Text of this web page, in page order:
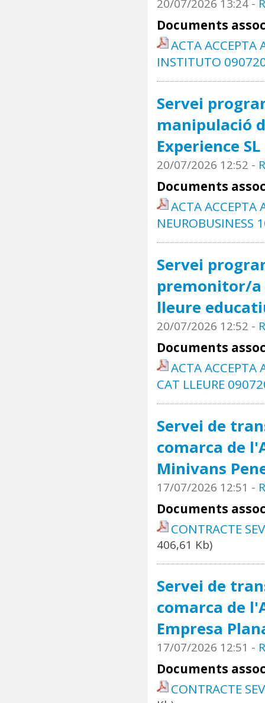
20/07/2026 13:24 -
Documents
ACTA ACCEPTA
INSTITUTO
Servei
manipulació
Experience SL
20/07/2026 12:52 -
Documents
ACTA ACCEPTA
NEUROBUSINESS
Servei
premonitor/a
lleure
20/07/2026 12:52 -
Documents
ACTA ACCEPTA
CAT LLEURE
Servei de
comarca de
Minivans
17/07/2026 12:51 -
Documents
CONTRACTE
406,61 Kb)
Servei de
comarca de
Empresa
17/07/2026 12:51 -
Documents
CONTRACTE